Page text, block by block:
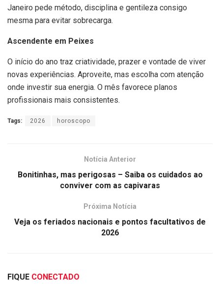
Janeiro pede método, disciplina e gentileza consigo
mesma para evitar sobrecarga.
Ascendente em Peixes
O início do ano traz criatividade, prazer e vontade de viver
novas experiências. Aproveite, mas escolha com atenção
onde investir sua energia. O mês favorece planos
profissionais mais consistentes.
Tags: 2026 horoscopo
Notícia Anterior
Bonitinhas, mas perigosas – Saiba os cuidados ao
conviver com as capivaras
Próxima Notícia
Veja os feriados nacionais e pontos facultativos de
2026
FIQUE CONECTADO